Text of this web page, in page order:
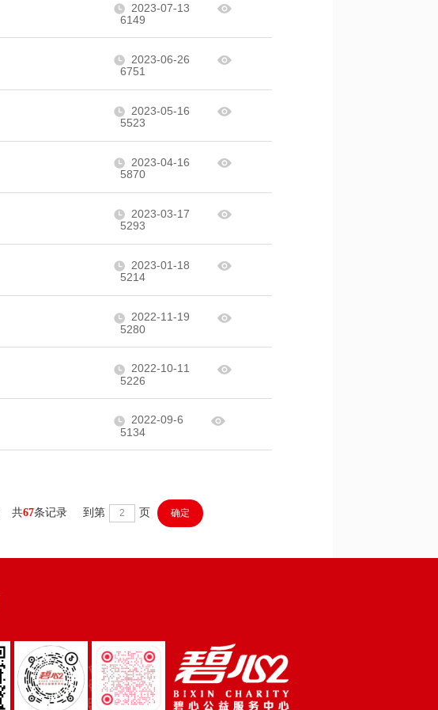
2023-07-13
6149
2023-06-26
6751
2023-05-16
5523
2023-04-16
5870
2023-03-17
5293
2023-01-18
5214
2022-11-19
5280
2022-10-11
5226
2022-09-6
5134
共67条记录 到第 页